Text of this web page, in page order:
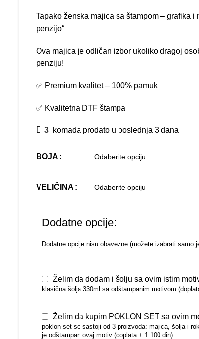
Tapako ženska majica sa štampom – grafika i
penzijo“
Ova majica je odličan izbor ukoliko dragoj
penziju!
✅ Premium kvalitet – 100% pamuk
✅ Kvalitetna DTF štampa
3 komada prodato u poslednja 3 dana
BOJA
VELIČINA
Dodatne opcije:
Dodatne opcije nisu obavezne (možete izabrati samo
Želim da dodam i šolju sa ovim istim
klasična šolja 330ml sa odštampanim motivom
Želim da kupim POKLON SET sa ovim
poklon set se sastoji od 3 proizvoda: majica, šolja i
je odštampan ovaj motiv (doplata + 1.100 din)